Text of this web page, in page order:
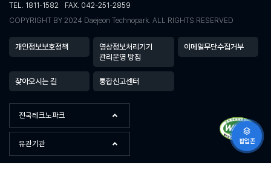
TEL. 1811-1582
FAX. 042-251-2859
COPYRIGHT BY 2024 Daejeon Technopark. ALL RIGHTS RESERVED
전국테크노파크
유관기관
개인정보보호정책
영상정보처리기기
관리운영 방침
이메일무단수집거부
찾아오시는 길 통합신고센터
팝업존